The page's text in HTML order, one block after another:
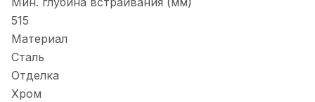
515
Материал
Сталь
Отделка
Хром